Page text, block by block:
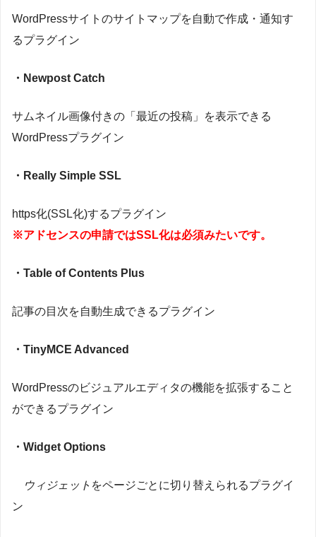
WordPressサイトのサイトマップを自動で作成・通知す
るプラグイン
・Newpost Catch
サムネイル画像付きの「最近の投稿」を表示できる
WordPressプラグイン
・Really Simple SSL
https化(SSL化)するプラグイン
※アドセンスの申請ではSSL化は必須みたいです。
・Table of Contents Plus
記事の目次を自動生成できるプラグイン
・TinyMCE Advanced
WordPressのビジュアルエディタの機能を拡張すること
ができるプラグイン
・Widget Options
ウィジェット をページごとに切り替えられるプラグイ
ン